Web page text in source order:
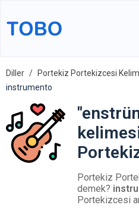
Diller Portekiz Portekizcesi
instrumento
Portekiz
demek?
Portekizcesi